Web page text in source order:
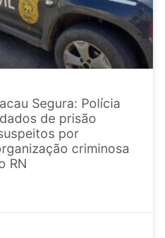
Segura: Polícia
de prisão
por
criminosa
RN